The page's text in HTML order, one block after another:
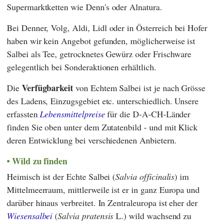
Supermarktketten wie Denn's oder Alnatura.
Bei Denner,Volg, Aldi, Lidl oder in Österreich beiHofer
haben wir kein Angebot gefunden, möglicherweise ist
Salbei als Tee, getrocknetes Gewürz oder Frischware
gelegentlich bei Sonderaktionen erhältlich.
Die Verfügbarkeit von Echtem Salbei ist je nach Grösse
des Ladens, Einzugsgebiet etc. unterschiedlich. Unsere
erfassten Lebensmittelpreisefür die D-A-CH-Länder
finden Sie oben unter dem Zutatenbild - und mit Klick
deren Entwicklung bei verschiedenen Anbietern.
Wild zu finden
Heimisch ist der Echte Salbei (Salvia officinalis) im
Mittelmeerraum, mittlerweile ist er in ganz Europa und
darüber hinaus verbreitet. In Zentraleuropa ist eher der
Wiesensalbei (Salvia pratensis L.) wild wachsend zu